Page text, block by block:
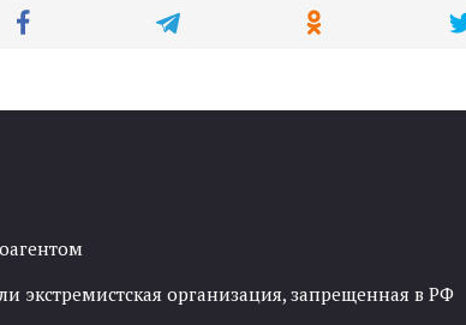
экстремистская организация, запрещенная в РФ